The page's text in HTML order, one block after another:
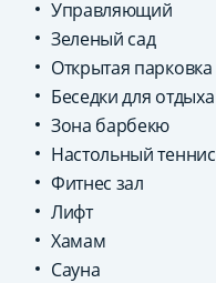
Управляющий
Зеленый сад
Открытая парковка
Беседки для отдыха
Зона барбекю
Настольный теннис
Фитнес зал
Лифт
Хамам
Сауна